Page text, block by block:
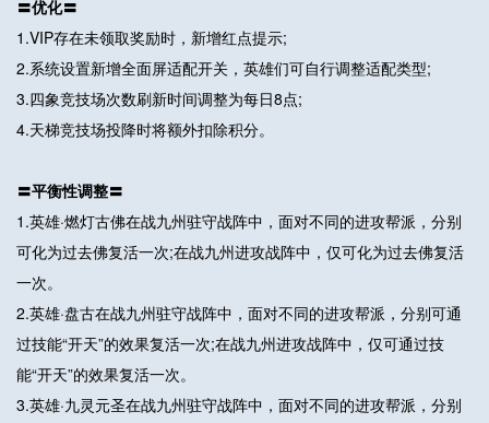
〓优化〓
1.VIP存在未领取奖励时，新增红点提示;
2.系统设置新增全面屏适配开关，英雄们可自行调整适配类型;
3.四象竞技场次数刷新时间调整为每日8点;
4.天梯竞技场投降时将额外扣除积分。
〓平衡性调整〓
1.英雄·燃灯古佛在战九州驻守战阵中，面对不同的进攻帮派，分别
可化为过去佛复活一次;在战九州进攻战阵中，仅可化为过去佛复活
一次。
2.英雄·盘古在战九州驻守战阵中，面对不同的进攻帮派，分别可通
过技能“开天”的效果复活一次;在战九州进攻战阵中，仅可通过技
能“开天”的效果复活一次。
3.英雄·九灵元圣在战九州驻守战阵中，面对不同的进攻帮派，分别